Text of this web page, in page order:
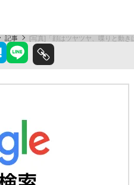
記事 [写真]「顔はツヤツヤ、喋りと動